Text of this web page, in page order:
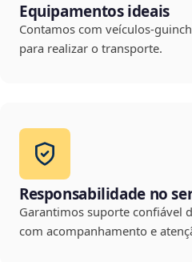
Equipamentos ideais
Contamos com veículos-
para realizar o transporte.
Responsabilidade no
Garantimos suporte confiável
com acompanhamento e